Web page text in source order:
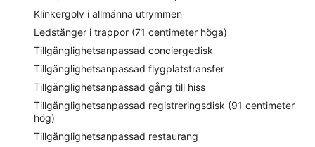
Klinkergolv i allmänna utrymmen
Ledstänger i trappor (71 centimeter höga)
Tillgänglighetsanpassad conciergedisk
Tillgänglighetsanpassad flygplatstransfer
Tillgänglighetsanpassad gång till hiss
Tillgänglighetsanpassad registreringsdisk (91 centimeter
hög)
Tillgänglighetsanpassad restaurang